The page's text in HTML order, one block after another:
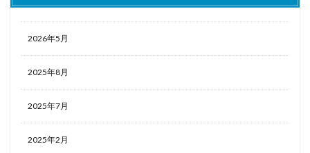
2026年5月
2025年8月
2025年7月
2025年2月